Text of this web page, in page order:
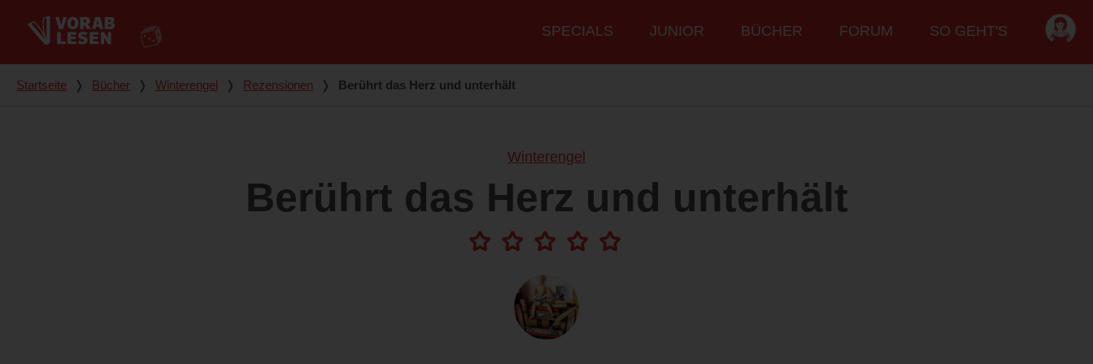
Hauptmenü
SPECIALS JUNIOR BÜCHER FORUM SO GEHT'S
Du bist hier
Startseite ❭ Bücher ❭ Winterengel ❭ Rezensionen ❭ Berührt das Herz und unterhält
Winterengel
Berührt das Herz und unterhält